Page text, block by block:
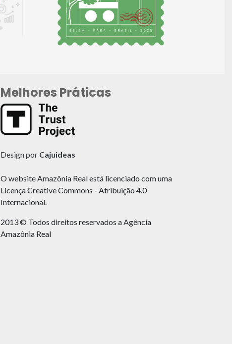
Melhores Práticas
Design por Cajuideas
O website Amazônia Real está licenciado com uma
Licença Creative Commons - Atribuição 4.0
Internacional.
2013 © Todos direitos reservados a Agência
Amazônia Real